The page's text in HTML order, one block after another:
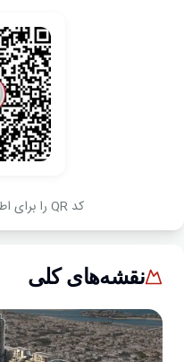
کد QR را برای اطلاعات بیشتر اسکن کنید
نقشه‌های کلی